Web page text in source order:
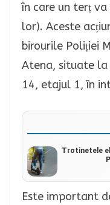
în care un terț
lor). Aceste
birourile Poliției
Atena, situate la
14, etajul 1, în
Trotinetele
Este important